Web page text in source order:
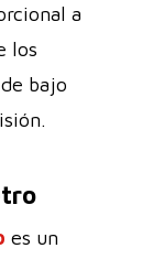
a
los
bajo
es un